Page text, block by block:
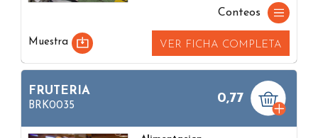
Conteos
Muestra VER FICHA COMPLETA
FRUTERIA
BRK0035
0,77